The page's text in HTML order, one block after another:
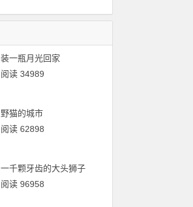
装一瓶月光回家
阅读 34989
野猫的城市
阅读 62898
一千颗牙齿的大头狮子
阅读 96958